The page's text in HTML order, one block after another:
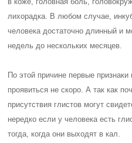
лихорадка. В любом случае,
человека достаточно длинный и
недель до нескольких месяцев.
По этой причине первые признаки
проявиться не скоро. А так как
присутствия глистов могут
нередко если у человека есть
тогда, когда они выходят в кал.